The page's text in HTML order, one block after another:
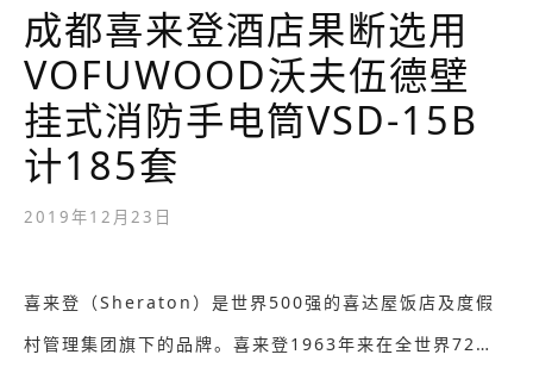
成都喜来登酒店果断选用
VOFUWOOD沃夫伍德壁
挂式消防手电筒VSD-15B
计185套
2019年12月23日
喜来登（Sheraton）是世界500强的喜达屋饭店及度假
村管理集团旗下的品牌。喜来登1963年来在全世界72…